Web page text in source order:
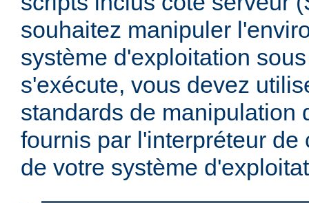
souhaitez manipuler
système d'exploitation
s'exécute, vous devez
standards de manipulation
fournis par l'interpréteur de
de votre système